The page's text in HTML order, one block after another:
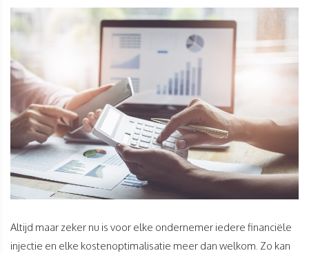
Altijd maar zeker nu is voor elke ondernemer iedere financiële
injectie en elke kostenoptimalisatie meer dan welkom. Zo kan